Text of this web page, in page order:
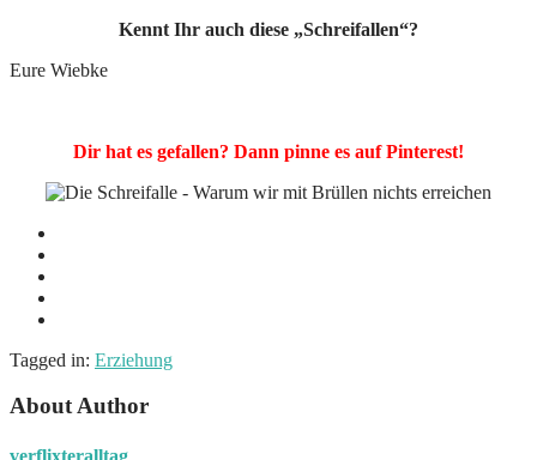
Kennt Ihr auch diese „Schreifallen“?
Eure Wiebke
Dir hat es gefallen? Dann pinne es auf Pinterest!
Tagged in: Erziehung
About Author
verflixteralltag